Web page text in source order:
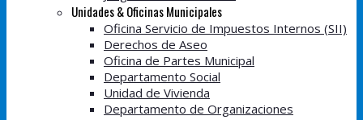
Unidades & Oficinas Municipales
Oficina Servicio de Impuestos Internos (SII)
Derechos de Aseo
Oficina de Partes Municipal
Departamento Social
Unidad de Vivienda
Departamento de Organizaciones